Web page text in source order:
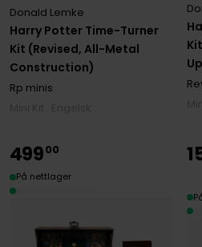
Harry Potter Time-Turner
Kit (Revised, All-Metal
Construction)
Donald Lemke
Rp minis
49900
På nettlager